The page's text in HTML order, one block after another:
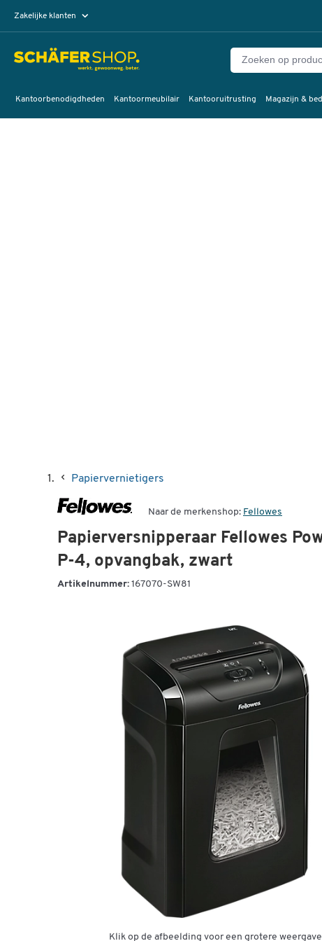
Zakelijke klanten
Kantoorbenodigdheden Kantoormeubilair Kantooruitrusting Magazijn &
Papiervernietigers
Naar de merkenshop: Fellowes
Papierversnipperaar Fellowes
P-4, opvangbak, zwart
Artikelnummer: 167070-SW81
Klik op de afbeelding voor een grotere weergave